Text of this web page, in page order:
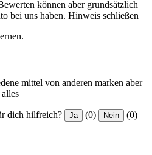
können aber grundsätzlich
bei uns haben. Hinweis schließen
mittel von anderen marken aber
dich hilfreich? Ja (0) Nein (0)